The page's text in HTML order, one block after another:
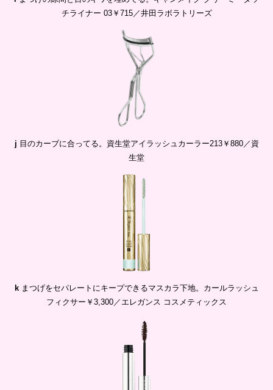
チライナー 03￥715／井田ラボラトリーズ
j 目のカーブに合ってる。資生堂アイラッシュカーラー213￥880／資
生堂
kまつげをセパレートにキープできるマスカラ下地。カールラッシュ
フィクサー￥3,300／エレガンス コスメティックス